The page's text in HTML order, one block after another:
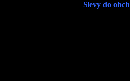
Slevy do